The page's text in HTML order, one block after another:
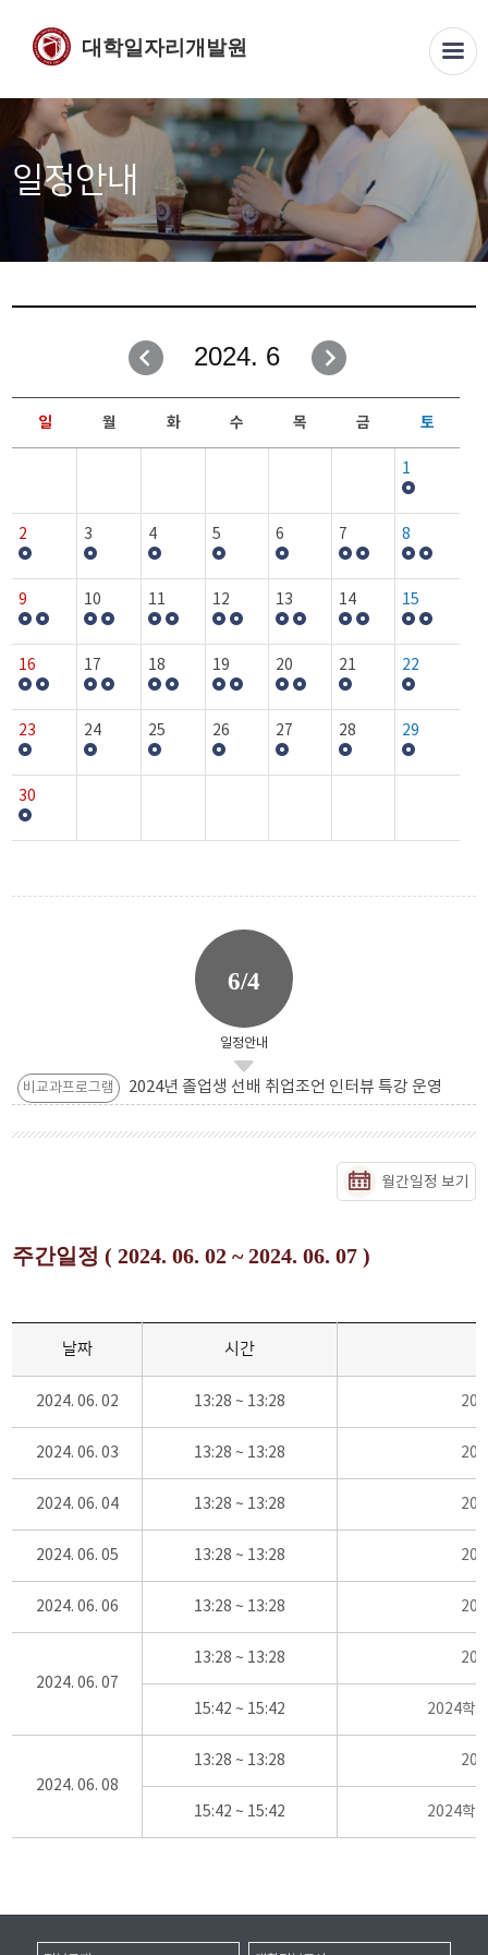
대학일자리개발원
일정안내
2024. 6
일 월 화 수 목 금 토
1
2 3 4 5 6 7 8
9 10 11 12 13 14 15
16 17 18 19 20 21 22
23 24 25 26 27 28 29
30
6/4
일정안내
비교과프로그램 2024년 졸업생 선배 취업조언 인터뷰 특강 운영
월간일정 보기
주간일정 ( 2024. 06. 02 ~ 2024. 06. 07 )
날짜 시간
2024. 06. 02 13:28 ~ 13:28
2024. 06. 03 13:28 ~ 13:28
2024. 06. 04 13:28 ~ 13:28
2024. 06. 05 13:28 ~ 13:28
2024. 06. 06 13:28 ~ 13:28
2024. 06. 07
13:28 ~ 13:28
15:42 ~ 15:42 2024학
2024. 06. 08
13:28 ~ 13:28
15:42 ~ 15:42 2024학